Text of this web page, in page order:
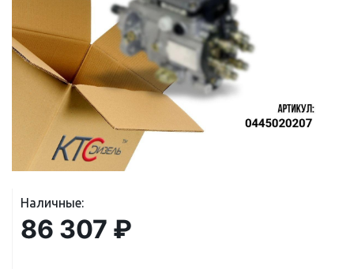
Наличные:
86 307 ₽